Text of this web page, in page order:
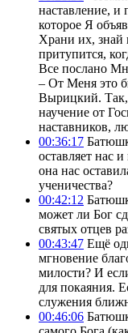
наставление, и
которое Я
Храни их, знай
притупится,
Все послано
– От Меня это
Вырицкий. Так,
научение от
наставников,
00:36:17
оставляет нас
она нас
ученичества?
00:42:12
может ли Бог
святых отцев
00:43:47 Ещё
мгновение
милости? И
для покаяния.
служения
00:46:06